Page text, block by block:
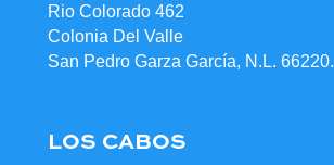
Rio Colorado 462
Colonia Del Valle
San Pedro Garza García, N.L. 66220.
LOS CABOS